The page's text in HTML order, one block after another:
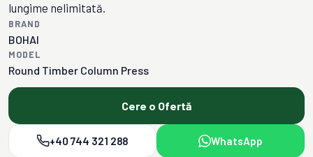
lungime nelimitată.
BRAND
BOHAI
MODEL
Round Timber Column Press
Cere o Ofertă
+40 744 321 288 WhatsApp